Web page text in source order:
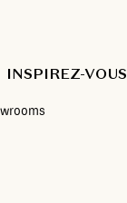
INSPIREZ-VOUS